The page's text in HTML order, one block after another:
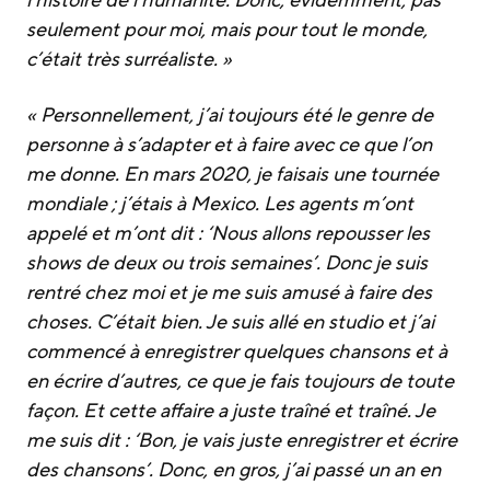
seulement pour moi, mais pour tout le monde,
c’était très surréaliste. »
« Personnellement, j’ai toujours été le genre de
personne à s’adapter et à faire avec ce que l’on
me donne. En mars 2020, je faisais une tournée
mondiale ; j’étais à Mexico. Les agents m’ont
appelé et m’ont dit : ‘Nous allons repousser les
shows de deux ou trois semaines’. Donc je suis
rentré chez moi et je me suis amusé à faire des
choses. C’était bien. Je suis allé en studio et j’ai
commencé à enregistrer quelques chansons et à
en écrire d’autres, ce que je fais toujours de toute
façon. Et cette affaire a juste traîné et traîné. Je
me suis dit : ‘Bon, je vais juste enregistrer et écrire
des chansons’. Donc, en gros, j’ai passé un an en